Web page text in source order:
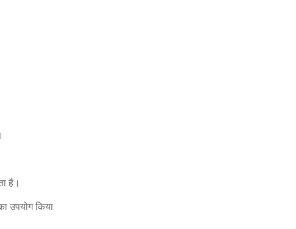
है।
उपयोग किया